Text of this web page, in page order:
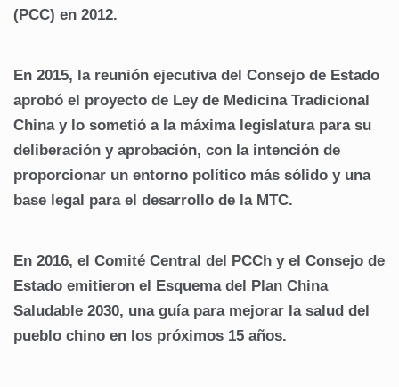
(PCC) en 2012.
En 2015, la reunión ejecutiva del Consejo de Estado
aprobó el proyecto de Ley de Medicina Tradicional
China y lo sometió a la máxima legislatura para su
deliberación y aprobación, con la intención de
proporcionar un entorno político más sólido y una
base legal para el desarrollo de la MTC.
En 2016, el Comité Central del PCCh y el Consejo de
Estado emitieron el Esquema del Plan China
Saludable 2030, una guía para mejorar la salud del
pueblo chino en los próximos 15 años.